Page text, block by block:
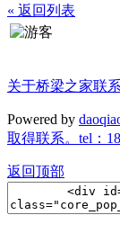
« 返回列表
关于桥梁之家联
Powered by
取得联系。tel：
返回顶部